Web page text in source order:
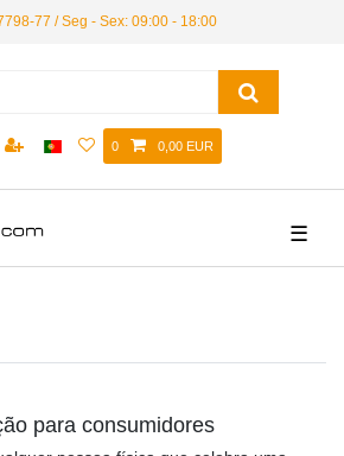
77 / Seg - Sex: 09:00 - 18:00
0 0,00 EUR
☰
para consumidores